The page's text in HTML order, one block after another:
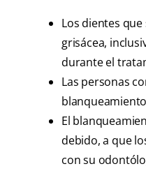
Los dientes
grisácea,
durante el
Las personas
El
debido, a que
con su